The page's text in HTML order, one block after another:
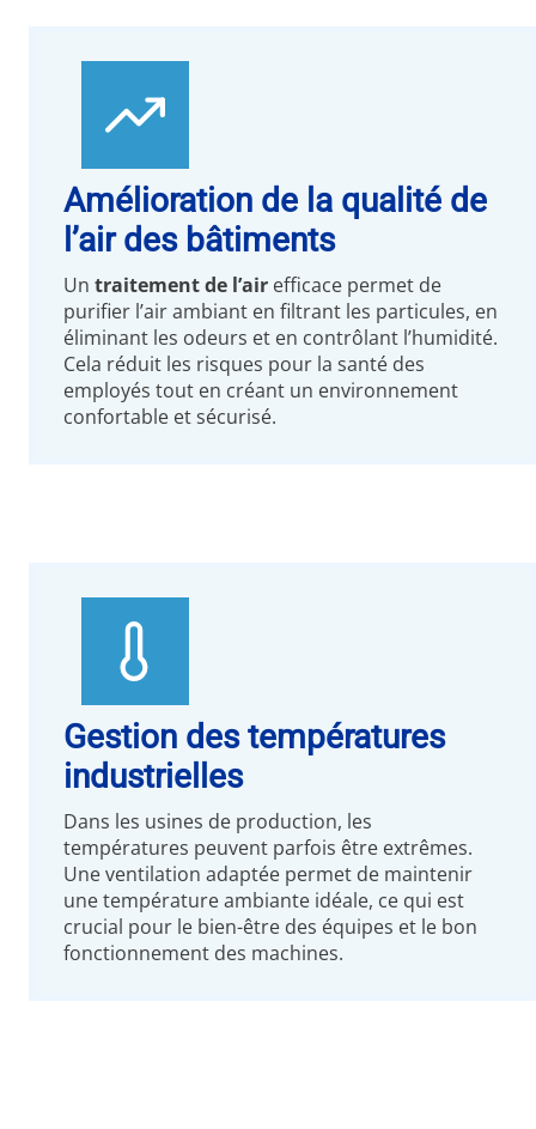
Amélioration de la qualité de
l’air des bâtiments
Un traitement de l’air efficace permet de
purifier l’air ambiant en filtrant les particules, en
éliminant les odeurs et en contrôlant l’humidité.
Cela réduit les risques pour la santé des
employés tout en créant un environnement
confortable et sécurisé.
Gestion des températures
industrielles
Dans les usines de production, les
températures peuvent parfois être extrêmes.
Une ventilation adaptée permet de maintenir
une température ambiante idéale, ce qui est
crucial pour le bien-être des équipes et le bon
fonctionnement des machines.